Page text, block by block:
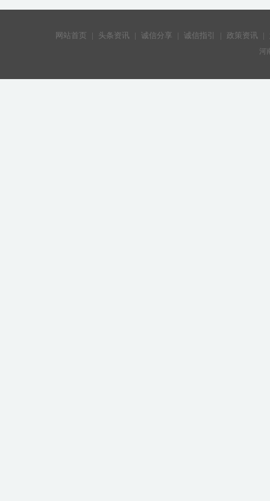
网站首页 | 头条资讯 | 诚信分享 | 诚信指引 | 政策资讯 |
河